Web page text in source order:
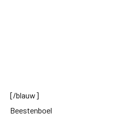
[/blauw]
Beestenboel